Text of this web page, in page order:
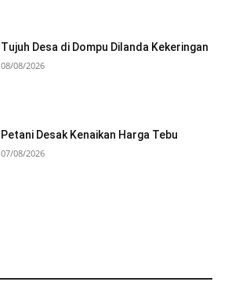
Tujuh Desa di Dompu Dilanda Kekeringan
08/08/2026
Petani Desak Kenaikan Harga Tebu
07/08/2026